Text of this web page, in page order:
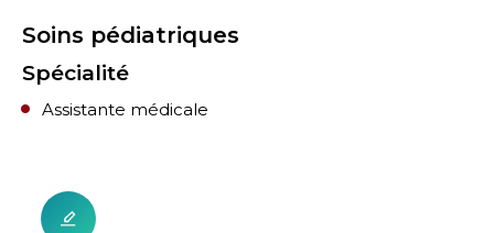
Soins pédiatriques
Spécialité
Assistante médicale